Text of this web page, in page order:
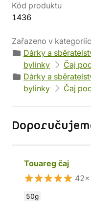
Kód produktu
1436
Zařazeno v
Dárky a
bylinky
Čaj
Dárky a
bylinky
Čaj
Touareg čaj
42×
50g